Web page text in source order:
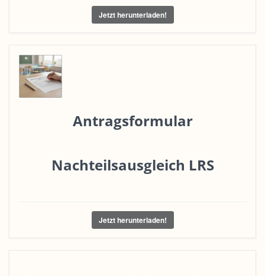
Jetzt herunterladen!
Antragsformular
Nachteilsausgleich LRS
Jetzt herunterladen!